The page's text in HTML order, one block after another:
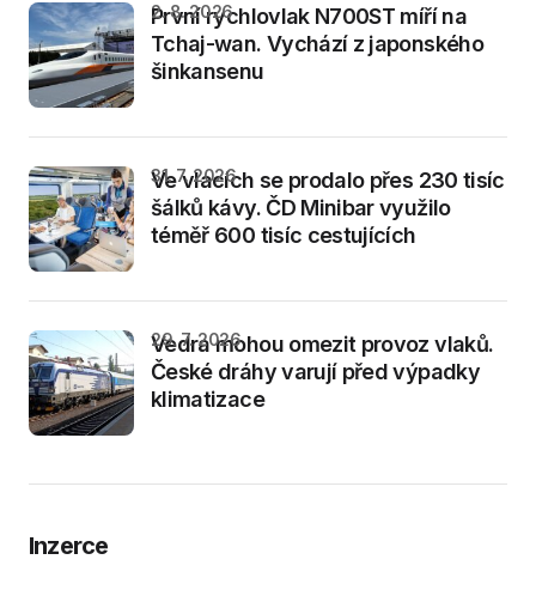
První rychlovlak N700ST míří na
Tchaj-wan. Vychází z japonského
šinkansenu
2. 8. 2026
Ve vlacích se prodalo přes 230 tisíc
šálků kávy. ČD Minibar využilo
téměř 600 tisíc cestujících
31. 7. 2026
Vedra mohou omezit provoz vlaků.
České dráhy varují před výpadky
klimatizace
29. 7. 2026
Inzerce